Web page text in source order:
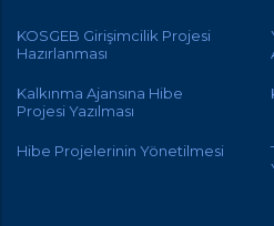
KOSGEB Girişimcilik Projesi
Hazırlanması
Kalkınma Ajansına Hibe
Projesi Yazılması
Hibe Projelerinin Yönetilmesi